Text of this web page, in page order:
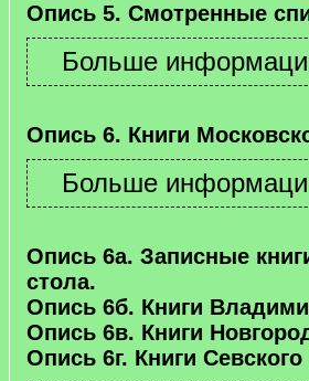
Опись 5. Смотренные
Опись 6. Книги
Опись 6а. Записные
стола.
Опись 6б. Книги
Опись 6в. Книги
Опись 6г. Книги Севского